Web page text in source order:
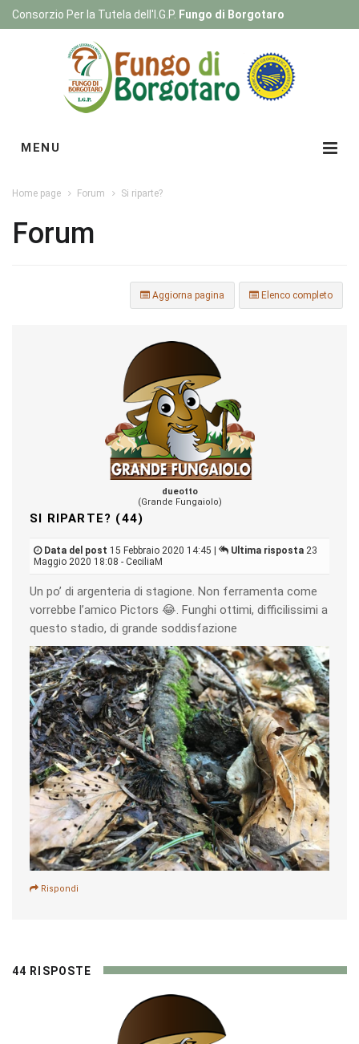
Consorzio Per la Tutela dell'I.G.P. Fungo di Borgotaro
MENU
Home page Forum Si riparte?
Forum
Elenco completo
Aggiorna pagina
dueotto
(Grande Fungaiolo)
SI RIPARTE? (44)
Data del post 15 Febbraio 2020 14:45 | Ultima risposta 23
Maggio 2020 18:08 - CeciliaM
Un po’ di argenteria di stagione. Non ferramenta come
vorrebbe l’amico Pictors 😂. Funghi ottimi, difficilissimi a
questo stadio, di grande soddisfazione
Rispondi
44 RISPOSTE